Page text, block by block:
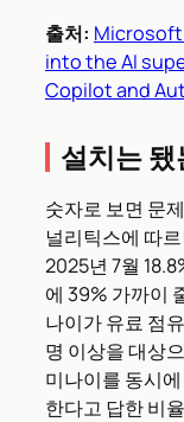
출처: Microsoft
into the AI
Copilot and
설치는
숫자로 보면 문
널리틱스에 따
2025년 7월
에 39% 가까이
나이가 유료 점
명 이상을 대상
미나이를 동시
한다고 답한 비